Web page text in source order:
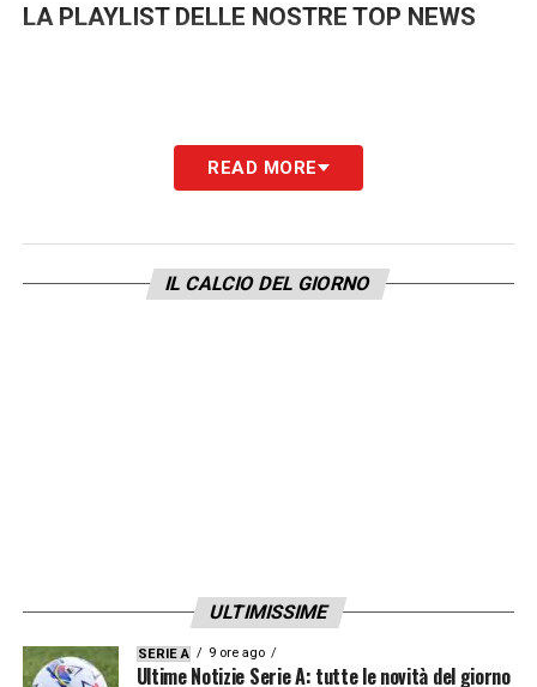
LA PLAYLIST DELLE NOSTRE TOP NEWS
READ MORE
IL CALCIO DEL GIORNO
ULTIMISSIME
SERIE A 9 ore ago
Ultime Notizie Serie A: tutte le novità del giorno